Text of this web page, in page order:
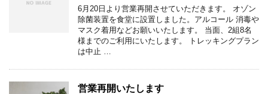
6月20日より営業再開させていただきます。 オゾン
除菌装置を食堂に設置しました。アルコール 消毒や
マスク着用などお願いいたします。 当面、2組8名
様までのご利用にいたします。 トレッキングプラン
は中止 …
営業再開いたします